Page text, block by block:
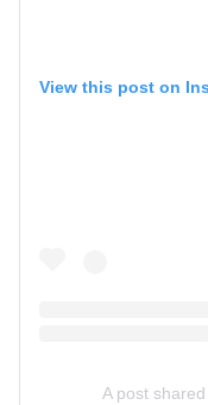
View this post on
A post